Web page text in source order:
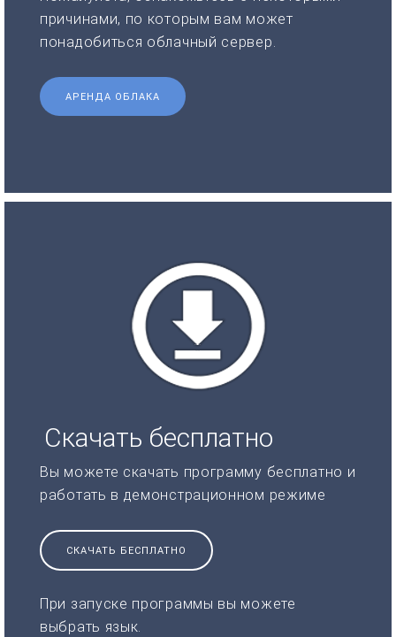
причинами, по которым вам может
понадобиться облачный сервер.
АРЕНДА ОБЛАКА
Скачать бесплатно
Вы можете скачать программу бесплатно и
работать в демонстрационном режиме
СКАЧАТЬ БЕСПЛАТНО
При запуске программы вы можете
выбрать язык.